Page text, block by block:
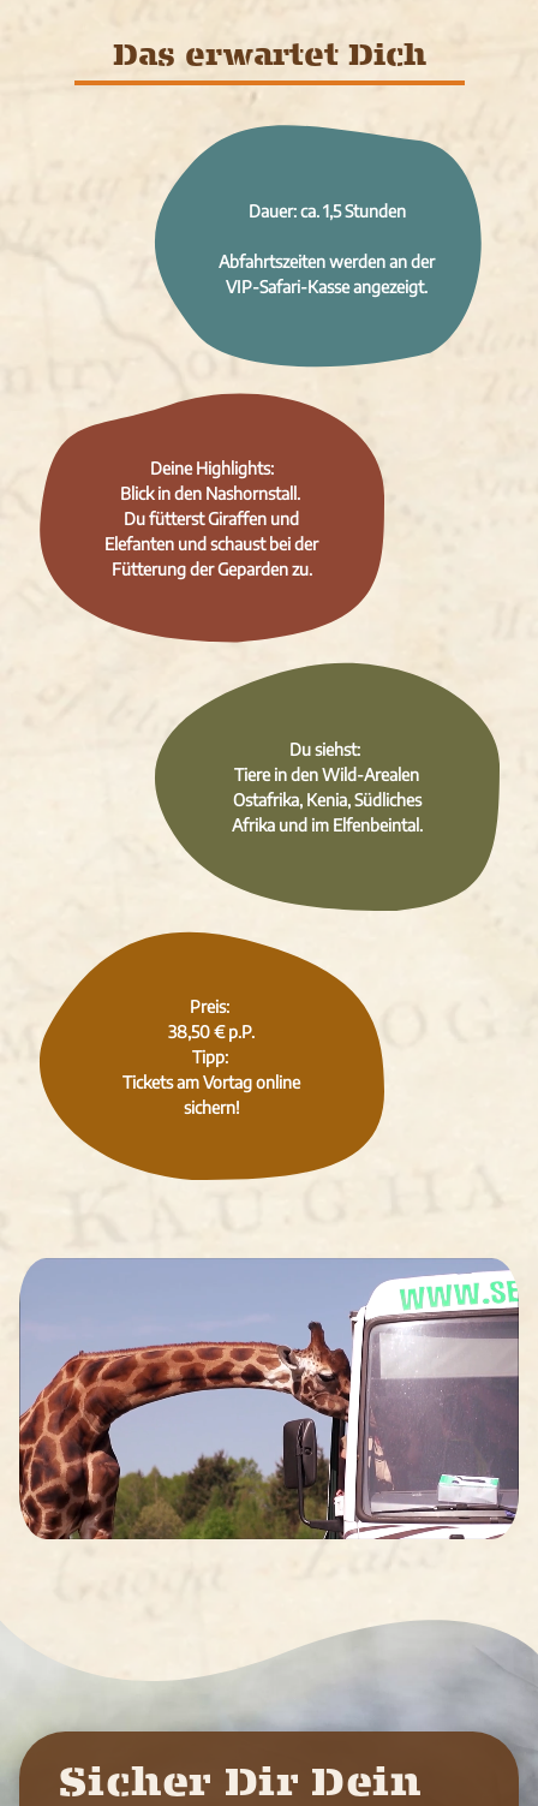
Das erwartet Dich
Dauer: ca. 1,5 Stunden
Abfahrtszeiten werden an der
VIP-Safari-Kasse angezeigt.
Deine Highlights:
Blick in den Nashornstall.
Du fütterst Giraffen und
Elefanten und schaust bei der
Fütterung der Geparden zu.
Du siehst:
Tiere in den Wild-Arealen
Ostafrika, Kenia, Südliches
Afrika und im Elfenbeintal.
Preis:
38,50 € p.P.
Tipp:
Tickets am Vortag online
sichern!
Sicher Dir Dein